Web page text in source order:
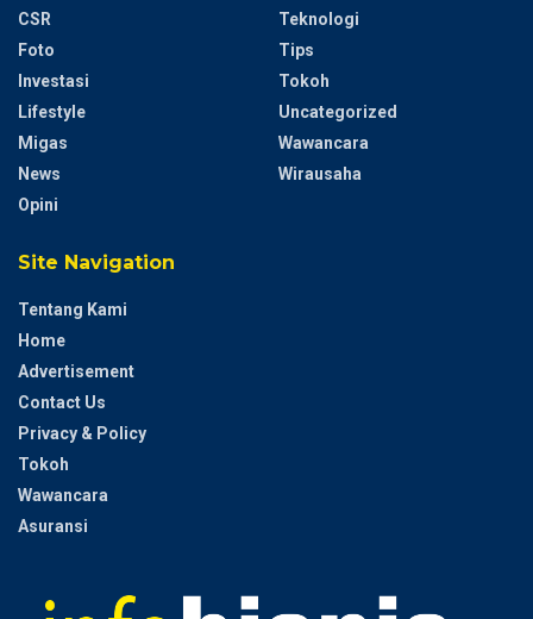
CSR
Foto
Investasi
Lifestyle
Migas
News
Opini
Teknologi
Tips
Tokoh
Uncategorized
Wawancara
Wirausaha
Site Navigation
Tentang Kami
Home
Advertisement
Contact Us
Privacy & Policy
Tokoh
Wawancara
Asuransi